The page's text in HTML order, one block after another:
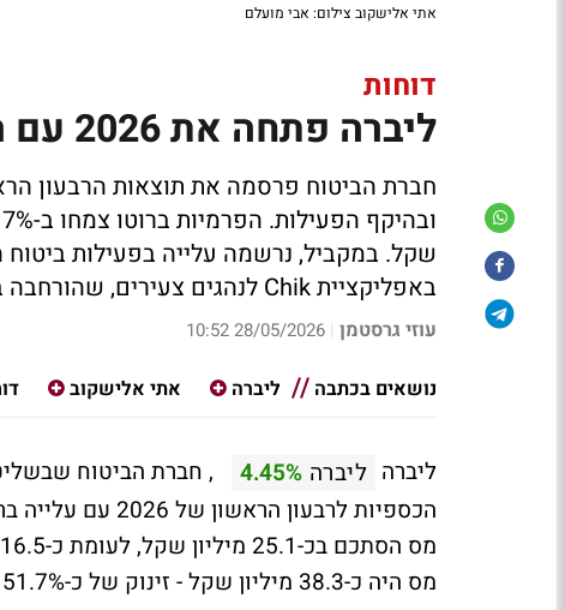
אתי אלישקוב צילום: אבי מועלם
דוחות
ליברה פתחה את 2026 עם רווח שיא של 25 מיליון שקל
שקל. במקביל, נרשמה עלייה בפעילות
באפליקציית Chik לנהגים צעירים, שהורחבה באחרונה לכלל הנהגים בישראל
עוזי גרסטמן |
28/05/2026 10:52
נושאים בכתבה
ליברה אתי אלישקוב
ליברה ליברה 4.45%
, חברת הביטוח
הכספיות
מס היה כ-38.3 מיליון שקל - זינוק של כ-51.7% לעומת התקופה המקבילה.